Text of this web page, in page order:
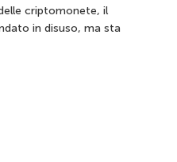
criptomonete, il
in disuso, ma sta